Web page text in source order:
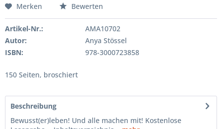
Merken Bewerten
Artikel-Nr.:
AMA10702
Autor:
Anya Stössel
ISBN:
978-3000723858
150 Seiten, broschiert
Beschreibung
Bewusst(er)leben! Und alle machen mit! Kostenlose